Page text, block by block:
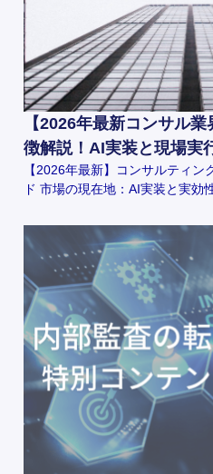
【2026年最新コンサル
徴解説！AI実装と現場実
【2026年最新】コンサルティ
ド 市場の現在地：AI実装と実効